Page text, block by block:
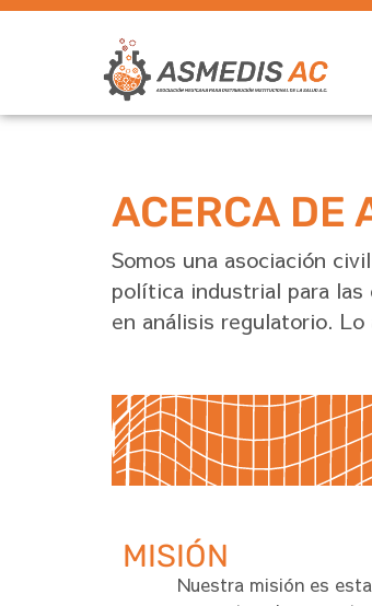
ACERCA DE
Somos una asociación
política industrial para las
en análisis regulatorio.
MISIÓN
Nuestra misión es